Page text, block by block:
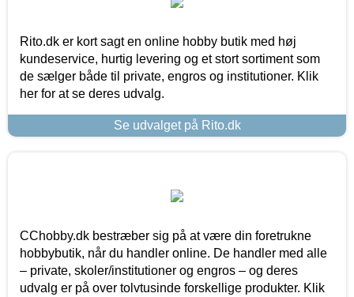
Rito.dk er kort sagt en online hobby butik med høj
kundeservice, hurtig levering og et stort sortiment som
de sælger både til private, engros og institutioner. Klik
her for at se deres udvalg.
Se udvalget på Rito.dk
CChobby.dk bestræber sig på at være din foretrukne
hobbybutik, når du handler online. De handler med alle
– private, skoler/institutioner og engros – og deres
udvalg er på over tolvtusinde forskellige produkter. Klik